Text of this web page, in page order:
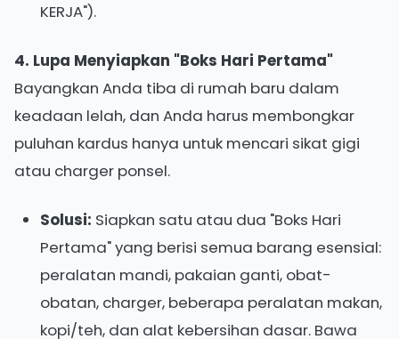
KERJA").
4. Lupa Menyiapkan "Boks Hari Pertama"
Bayangkan Anda tiba di rumah baru dalam
keadaan lelah, dan Anda harus membongkar
puluhan kardus hanya untuk mencari sikat gigi
atau charger ponsel.
Solusi: Siapkan satu atau dua "Boks Hari
Pertama" yang berisi semua barang esensial:
peralatan mandi, pakaian ganti, obat-
obatan, charger, beberapa peralatan makan,
kopi/teh, dan alat kebersihan dasar. Bawa